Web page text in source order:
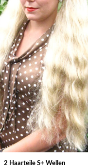
2 Haarteile S+ Wellen